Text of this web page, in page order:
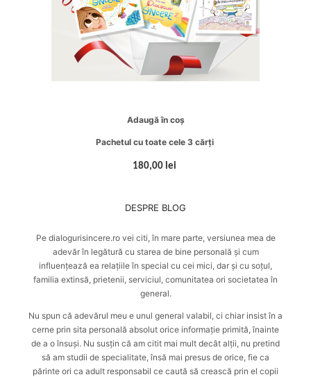
Adaugă în coș
Pachetul cu toate cele 3 cărți
180,00 lei
DESPRE BLOG
Pe dialogurisincere.ro vei citi, în mare parte, versiunea mea de
adevăr în legătură cu starea de bine personală și cum
influențează ea relațiile în special cu cei mici, dar și cu soțul,
familia extinsă, prietenii, serviciul, comunitatea ori societatea în
general.
Nu spun că adevărul meu e unul general valabil, ci chiar insist în a
cerne prin sita personală absolut orice informație primită, înainte
de a o însuși. Nu susțin că am citit mai mult decât alții, nu pretind
să am studii de specialitate, însă mai presus de orice, fie ca
părinte ori ca adult responsabil ce caută să crească prin el copii